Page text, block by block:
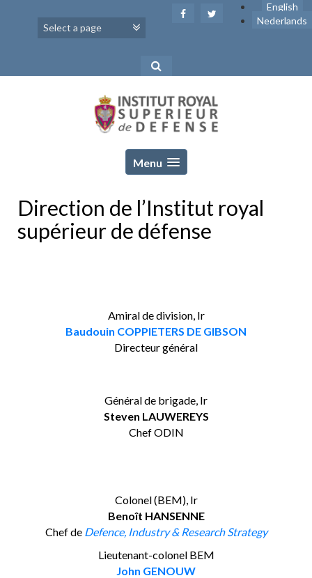
English
Nederlands
Menu
Direction de l’Institut royal
supérieur de défense
Amiral de division, Ir
Baudouin COPPIETERS DE GIBSON
Directeur général
Général de brigade, Ir
Steven LAUWEREYS
Chef ODIN
Colonel (BEM), Ir
Benoît HANSENNE
Chef de Defence, Industry & Research Strategy
Lieutenant-colonel BEM
John GENOUW